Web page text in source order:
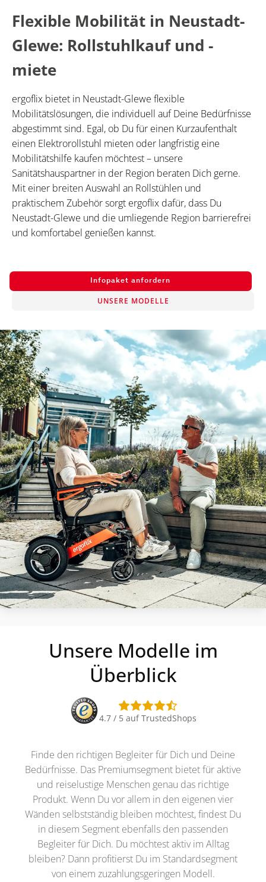
Flexible Mobilität in Neustadt-
Glewe: Rollstuhlkauf und -
miete
ergoflix bietet in Neustadt-Glewe flexible
Mobilitätslösungen, die individuell auf Deine Bedürfnisse
abgestimmt sind. Egal, ob Du für einen Kurzaufenthalt
einen Elektrorollstuhl mieten oder langfristig eine
Mobilitätshilfe kaufen möchtest – unsere
Sanitätshauspartner in der Region beraten Dich gerne.
Mit einer breiten Auswahl an Rollstühlen und
praktischem Zubehör sorgt ergoflix dafür, dass Du
Neustadt-Glewe und die umliegende Region barrierefrei
und komfortabel genießen kannst.
Infopaket anfordern
UNSERE MODELLE
Unsere Modelle im
Überblick
4.7 / 5 auf TrustedShops
Finde den richtigen Begleiter für Dich und Deine
Bedürfnisse. Das Premiumsegment bietet für aktive
und reiselustige Menschen genau das richtige
Produkt. Wenn Du vor allem in den eigenen vier
Wänden selbstständig bleiben möchtest, findest Du
in diesem Segment ebenfalls den passenden
Begleiter für Dich. Du möchtest aktiv im Alltag
bleiben? Dann profitierst Du im Standardsegment
von einem zuzahlungsgeringen Modell.